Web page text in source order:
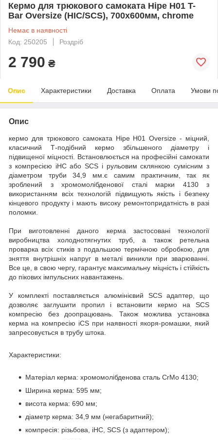
Кермо для трюкового самоката Hipe H01 T-
Bar Oversize (HIC/SCS), 700х600мм, chrome
Немає в наявності
Код: 250205
Роздріб
2 790 ₴
Опис Характеристики Доставка Оплата Умови
Опис
кермо для трюкового самоката Hipe H01 Oversize - міцний,
класичний Т-подібний кермо збільшеного діаметру і
підвищеної міцності. Встановлюється на професійні самокати
з компресією iHC або SCS і рульовим склянкою сумісним з
діаметром труби 34,9 мм.є самим практичним, так як
зроблений з хромомолібденової сталі марки 4130 з
використанням всіх технологій підвищують якість і безпеку
кінцевого продукту і мають високу ремонтопридатність в разі
поломки.
При виготовленні даного керма застосовані технології
виробництва холоднотягнутих труб, а також ретельна
проварка всіх стиків з подальшою термічною обробкою, для
зняття внутрішніх напруг в металі виникли при зварюванні.
Все це, в свою чергу, гарантує максимальну міцність і стійкість
до пікових імпульсних навантажень.
У комплекті поставляється алюмінієвий SCS адаптер, що
дозволяє заглушити пропил і встановити кермо на SCS
компресію без доопрацювань. Також можлива установка
керма на компресію iCS при наявності якоря-ромашки, який
запресовується в трубу штока.
Характеристики:
Матеріал керма: хромомолібденова сталь CrMo 4130;
Ширина керма: 595 мм;
висота керма: 690 мм;
діаметр керма: 34,9 мм (негабаритний);
компресія: різьбова, iHC, SCS (з адаптером);